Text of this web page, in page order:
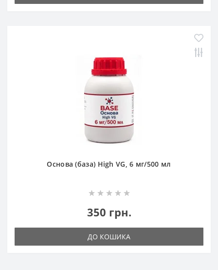
Основа (база) High VG, 6 мг/500 мл
350 грн.
ДО КОШИКА